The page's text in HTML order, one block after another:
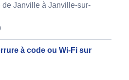
Janville à Janville-sur-
à code ou Wi-Fi sur